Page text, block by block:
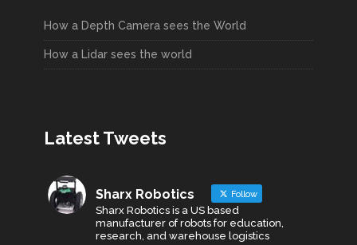
How a Depth Camera sees the World
How a Lidar sees the world
Latest Tweets
Sharx Robotics Follow
Sharx Robotics is a US based
manufacturer of robots for education,
research, and warehouse logistics